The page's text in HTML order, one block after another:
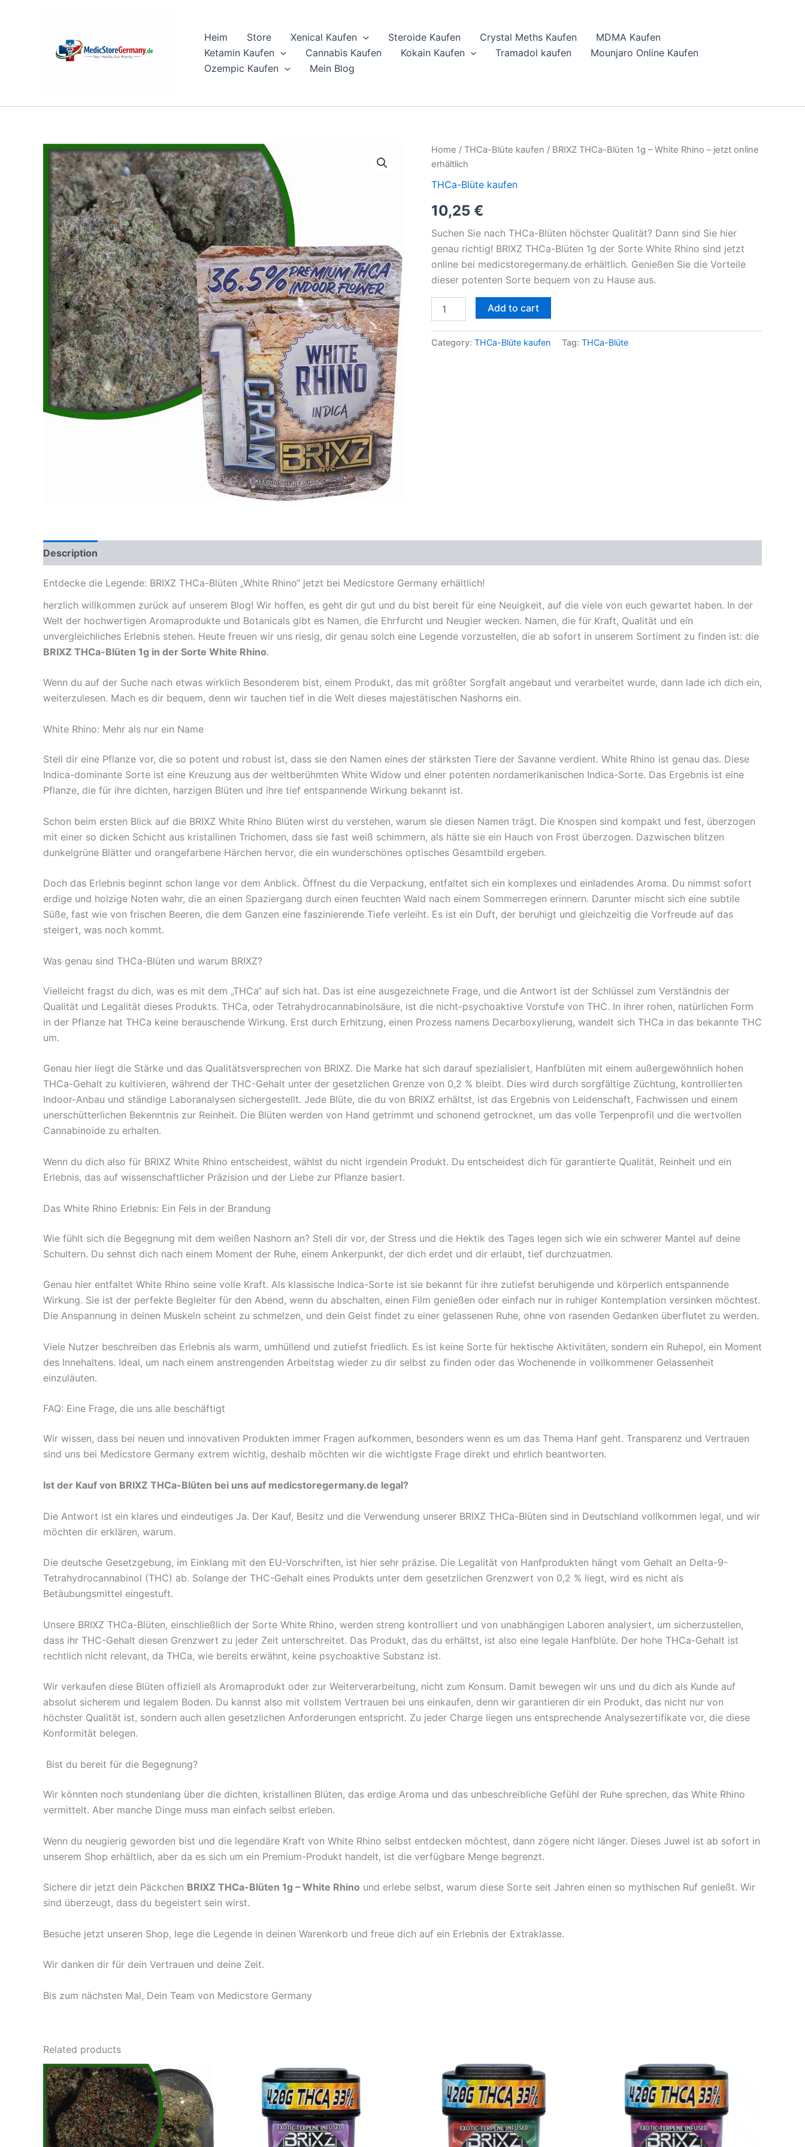
Heim Store Xenical Kaufen Steroide Kaufen Crystal Meths Kaufen
MDMA Kaufen
Ketamin Kaufen
Cannabis Kaufen Kokain Kaufen Tramadol kaufen
Mounjaro Online Kaufen
Ozempic Kaufen
Mein Blog
Home / THCa-Blüte kaufen / BRIXZ THCa-Blüten 1g – White Rhino – jetzt online
erhältlich
THCa-Blüte kaufen
10,25 €
Suchen Sie nach THCa-Blüten höchster Qualität? Dann sind Sie hier
genau richtig! BRIXZ THCa-Blüten 1g der Sorte White Rhino sind jetzt
online bei medicstoregermany.de erhältlich. Genießen Sie die Vorteile
dieser potenten Sorte bequem von zu Hause aus.
BRIXZ
THCa-
1g
White
Rhino
–
online
erhältlich
quantity
Add to cart
Category: THCa-Blüte kaufen Tag: THCa-Blüte
Description
Entdecke die Legende: BRIXZ THCa-Blüten „White Rhino“ jetzt bei Medicstore Germany erhältlich!
herzlich willkommen zurück auf unserem Blog! Wir hoffen, es geht dir gut und du bist bereit für eine Neuigkeit, auf die viele von euch gewartet haben. In der
Welt der hochwertigen Aromaprodukte und Botanicals gibt es Namen, die Ehrfurcht und Neugier wecken. Namen, die für Kraft, Qualität und ein
unvergleichliches Erlebnis stehen. Heute freuen wir uns riesig, dir genau solch eine Legende vorzustellen, die ab sofort in unserem Sortiment zu finden ist: die
BRIXZ THCa-Blüten 1g in der Sorte White Rhino.
Wenn du auf der Suche nach etwas wirklich Besonderem bist, einem Produkt, das mit größter Sorgfalt angebaut und verarbeitet wurde, dann lade ich dich ein,
weiterzulesen. Mach es dir bequem, denn wir tauchen tief in die Welt dieses majestätischen Nashorns ein.
White Rhino: Mehr als nur ein Name
Stell dir eine Pflanze vor, die so potent und robust ist, dass sie den Namen eines der stärksten Tiere der Savanne verdient. White Rhino ist genau das. Diese
Indica-dominante Sorte ist eine Kreuzung aus der weltberühmten White Widow und einer potenten nordamerikanischen Indica-Sorte. Das Ergebnis ist eine
Pflanze, die für ihre dichten, harzigen Blüten und ihre tief entspannende Wirkung bekannt ist.
Schon beim ersten Blick auf die BRIXZ White Rhino Blüten wirst du verstehen, warum sie diesen Namen trägt. Die Knospen sind kompakt und fest, überzogen
mit einer so dicken Schicht aus kristallinen Trichomen, dass sie fast weiß schimmern, als hätte sie ein Hauch von Frost überzogen. Dazwischen blitzen
dunkelgrüne Blätter und orangefarbene Härchen hervor, die ein wunderschönes optisches Gesamtbild ergeben.
Doch das Erlebnis beginnt schon lange vor dem Anblick. Öffnest du die Verpackung, entfaltet sich ein komplexes und einladendes Aroma. Du nimmst sofort
erdige und holzige Noten wahr, die an einen Spaziergang durch einen feuchten Wald nach einem Sommerregen erinnern. Darunter mischt sich eine subtile
Süße, fast wie von frischen Beeren, die dem Ganzen eine faszinierende Tiefe verleiht. Es ist ein Duft, der beruhigt und gleichzeitig die Vorfreude auf das
steigert, was noch kommt.
Was genau sind THCa-Blüten und warum BRIXZ?
Vielleicht fragst du dich, was es mit dem „THCa“ auf sich hat. Das ist eine ausgezeichnete Frage, und die Antwort ist der Schlüssel zum Verständnis der
Qualität und Legalität dieses Produkts. THCa, oder Tetrahydrocannabinolsäure, ist die nicht-psychoaktive Vorstufe von THC. In ihrer rohen, natürlichen Form
in der Pflanze hat THCa keine berauschende Wirkung. Erst durch Erhitzung, einen Prozess namens Decarboxylierung, wandelt sich THCa in das bekannte THC
um.
Genau hier liegt die Stärke und das Qualitätsversprechen von BRIXZ. Die Marke hat sich darauf spezialisiert, Hanfblüten mit einem außergewöhnlich hohen
THCa-Gehalt zu kultivieren, während der THC-Gehalt unter der gesetzlichen Grenze von 0,2 % bleibt. Dies wird durch sorgfältige Züchtung, kontrollierten
Indoor-Anbau und ständige Laboranalysen sichergestellt. Jede Blüte, die du von BRIXZ erhältst, ist das Ergebnis von Leidenschaft, Fachwissen und einem
unerschütterlichen Bekenntnis zur Reinheit. Die Blüten werden von Hand getrimmt und schonend getrocknet, um das volle Terpenprofil und die wertvollen
Cannabinoide zu erhalten.
Wenn du dich also für BRIXZ White Rhino entscheidest, wählst du nicht irgendein Produkt. Du entscheidest dich für garantierte Qualität, Reinheit und ein
Erlebnis, das auf wissenschaftlicher Präzision und der Liebe zur Pflanze basiert.
Das White Rhino Erlebnis: Ein Fels in der Brandung
Wie fühlt sich die Begegnung mit dem weißen Nashorn an? Stell dir vor, der Stress und die Hektik des Tages legen sich wie ein schwerer Mantel auf deine
Schultern. Du sehnst dich nach einem Moment der Ruhe, einem Ankerpunkt, der dich erdet und dir erlaubt, tief durchzuatmen.
Genau hier entfaltet White Rhino seine volle Kraft. Als klassische Indica-Sorte ist sie bekannt für ihre zutiefst beruhigende und körperlich entspannende
Wirkung. Sie ist der perfekte Begleiter für den Abend, wenn du abschalten, einen Film genießen oder einfach nur in ruhiger Kontemplation versinken möchtest.
Die Anspannung in deinen Muskeln scheint zu schmelzen, und dein Geist findet zu einer gelassenen Ruhe, ohne von rasenden Gedanken überflutet zu werden.
Viele Nutzer beschreiben das Erlebnis als warm, umhüllend und zutiefst friedlich. Es ist keine Sorte für hektische Aktivitäten, sondern ein Ruhepol, ein Moment
des Innehaltens. Ideal, um nach einem anstrengenden Arbeitstag wieder zu dir selbst zu finden oder das Wochenende in vollkommener Gelassenheit
einzuläuten.
FAQ: Eine Frage, die uns alle beschäftigt
Wir wissen, dass bei neuen und innovativen Produkten immer Fragen aufkommen, besonders wenn es um das Thema Hanf geht. Transparenz und Vertrauen
sind uns bei Medicstore Germany extrem wichtig, deshalb möchten wir die wichtigste Frage direkt und ehrlich beantworten.
Ist der Kauf von BRIXZ THCa-Blüten bei uns auf medicstoregermany.de legal?
Die Antwort ist ein klares und eindeutiges Ja. Der Kauf, Besitz und die Verwendung unserer BRIXZ THCa-Blüten sind in Deutschland vollkommen legal, und wir
möchten dir erklären, warum.
Die deutsche Gesetzgebung, im Einklang mit den EU-Vorschriften, ist hier sehr präzise. Die Legalität von Hanfprodukten hängt vom Gehalt an Delta-9-
Tetrahydrocannabinol (THC) ab. Solange der THC-Gehalt eines Produkts unter dem gesetzlichen Grenzwert von 0,2 % liegt, wird es nicht als
Betäubungsmittel eingestuft.
Unsere BRIXZ THCa-Blüten, einschließlich der Sorte White Rhino, werden streng kontrolliert und von unabhängigen Laboren analysiert, um sicherzustellen,
dass ihr THC-Gehalt diesen Grenzwert zu jeder Zeit unterschreitet. Das Produkt, das du erhältst, ist also eine legale Hanfblüte. Der hohe THCa-Gehalt ist
rechtlich nicht relevant, da THCa, wie bereits erwähnt, keine psychoaktive Substanz ist.
Wir verkaufen diese Blüten offiziell als Aromaprodukt oder zur Weiterverarbeitung, nicht zum Konsum. Damit bewegen wir uns und du dich als Kunde auf
absolut sicherem und legalem Boden. Du kannst also mit vollstem Vertrauen bei uns einkaufen, denn wir garantieren dir ein Produkt, das nicht nur von
höchster Qualität ist, sondern auch allen gesetzlichen Anforderungen entspricht. Zu jeder Charge liegen uns entsprechende Analysezertifikate vor, die diese
Konformität belegen.
Bist du bereit für die Begegnung?
Wir könnten noch stundenlang über die dichten, kristallinen Blüten, das erdige Aroma und das unbeschreibliche Gefühl der Ruhe sprechen, das White Rhino
vermittelt. Aber manche Dinge muss man einfach selbst erleben.
Wenn du neugierig geworden bist und die legendäre Kraft von White Rhino selbst entdecken möchtest, dann zögere nicht länger. Dieses Juwel ist ab sofort in
unserem Shop erhältlich, aber da es sich um ein Premium-Produkt handelt, ist die verfügbare Menge begrenzt.
Sichere dir jetzt dein Päckchen BRIXZ THCa-Blüten 1g – White Rhino und erlebe selbst, warum diese Sorte seit Jahren einen so mythischen Ruf genießt. Wir
sind überzeugt, dass du begeistert sein wirst.
Besuche jetzt unseren Shop, lege die Legende in deinen Warenkorb und freue dich auf ein Erlebnis der Extraklasse.
Wir danken dir für dein Vertrauen und deine Zeit.
Bis zum nächsten Mal, Dein Team von Medicstore Germany
Related products